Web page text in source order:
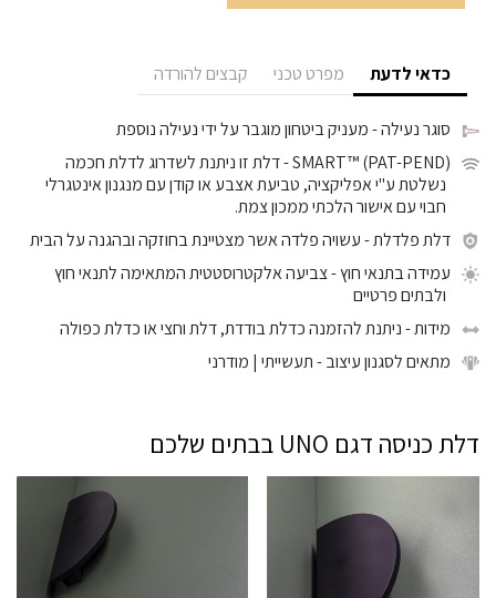
כדאי לדעת מפרט טכני קבצים להורדה
סוגר נעילה- מעניק ביטחון מוגבר על ידי נעילה נוספת
SMART™ (PAT-PEND)- דלת זו ניתנת לשדרוג לדלת חכמה
נשלטת ע"י אפליקציה, טביעת אצבע או קודן עם מנגנון אינטגרלי
חבוי עם אישור הלכתי ממכון צמת.
דלת פלדלת- עשויה פלדה אשר מצטיינת בחוזקה ובהגנה על הבית
עמידה בתנאי חוץ- צביעה אלקטרוסטטית המתאימה לתנאי חוץ
ולבתים פרטיים
מידות- ניתנת להזמנה כדלת בודדת, דלת וחצי או כדלת כפולה
מתאים לסגנון עיצוב- תעשייתי | מודרני
דלת כניסה דגם UNO בבתים שלכם